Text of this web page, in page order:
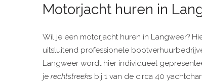
Motorjacht huren in
Wil je een motorjacht huren in Langweer?
uitsluitend professionele
Langweer wordt hier individueel
je rechtstreeks bij 1 van de circa 40